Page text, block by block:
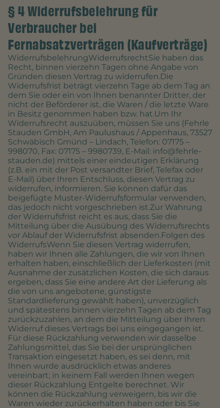
§ 4 Widerrufsbelehrung für
Verbraucher bei
Fernabsatzverträgen (Kaufverträge)
WiderrufsbelehrungWiderrufsrechtSie haben das
Recht, binnen vierzehn Tagen ohne Angabe von
Gründen diesen Vertrag zu widerrufen.Die
Widerrufsfrist beträgt vierzehn Tage ab dem Tag an
dem Sie oder ein von Ihnen benannter Dritter, der
nicht der Beförderer ist, die Waren / die letzte Ware
in Besitz genommen haben bzw. hat.Um Ihr
Widerrufsrecht auszuüben, müssen Sie uns (Fehrle
Stauden GmbH, Am Paulushaus / Appenhaus, 73527
Schwäbisch Gmünd – Lindach, Telefon: 07175 –
998070, Fax: 07175 – 9980739, E-Mail: info@fehrle-
stauden.de) mittels einer eindeutigen Erklärung
(z.B. ein mit der Post versandter Brief, Telefax oder
E-Mail) über Ihren Entschluss, diesen Vertrag zu
widerrufen, informieren. Sie können dafür das
beigefügte Muster-Widerrufsformular verwenden,
das jedoch nicht vorgeschrieben ist.Zur Wahrung
der Widerrufsfrist reicht es aus, dass Sie die
Mitteilung über die Ausübung des Widerrufsrechts
vor Ablauf der Widerrufsfrist absenden.Folgen des
WiderrufsWenn Sie diesen Vertrag widerrufen,
haben wir Ihnen alle Zahlungen, die wir von Ihnen
erhalten haben, einschließlich der Lieferkosten (mit
Ausnahme der zusätzlichen Kosten, die sich daraus
ergeben, dass Sie eine andere Art der Lieferung als
die von uns angebotene, günstigste
Standardlieferung gewählt haben), unverzüglich
und spätestens binnen vierzehn Tagen ab dem Tag
zurückzuzahlen, an dem die Mitteilung über Ihren
Widerruf dieses Vertrags bei uns eingegangen ist.
Für diese Rückzahlung verwenden wir dasselbe
Zahlungsmittel, das Sie bei der ursprünglichen
Transaktion eingesetzt haben, es sei denn, mit
Ihnen wurde ausdrücklich etwas anderes
vereinbart; in keinem Fall werden Ihnen wegen
dieser Rückzahlung Entgelte berechnet. Wir
können die Rückzahlung verweigern, bis wir die
Waren wieder zurückerhalten haben oder bis Sie